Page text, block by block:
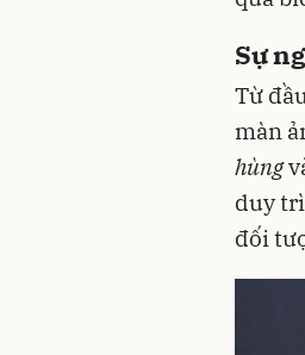
Sự
Từ
màn
hùng
duy
đối